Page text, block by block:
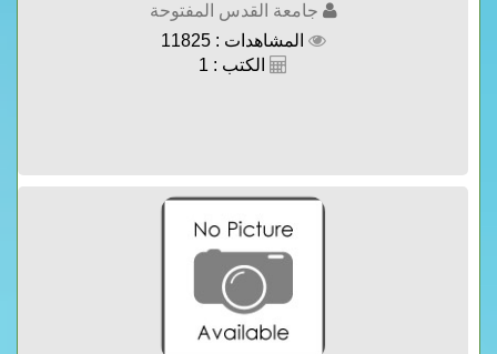
جامعة القدس المفتوحة
المشاهدات : 11825
الكتب : 1